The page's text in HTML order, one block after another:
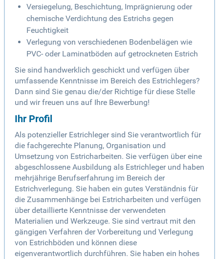
Versiegelung, Beschichtung, Imprägnierung oder
chemische Verdichtung des Estrichs gegen
Feuchtigkeit
Verlegung von verschiedenen Bodenbelägen wie
PVC- oder Laminatböden auf getrockneten Estrich
Sie sind handwerklich geschickt und verfügen über
umfassende Kenntnisse im Bereich des Estrichlegers?
Dann sind Sie genau die/der Richtige für diese Stelle
und wir freuen uns auf Ihre Bewerbung!
Ihr Profil
Als potenzieller Estrichleger sind Sie verantwortlich für
die fachgerechte Planung, Organisation und
Umsetzung von Estricharbeiten. Sie verfügen über eine
abgeschlossene Ausbildung als Estrichleger und haben
mehrjährige Berufserfahrung im Bereich der
Estrichverlegung. Sie haben ein gutes Verständnis für
die Zusammenhänge bei Estricharbeiten und verfügen
über detaillierte Kenntnisse der verwendeten
Materialien und Werkzeuge. Sie sind vertraut mit den
gängigen Verfahren der Vorbereitung und Verlegung
von Estrichböden und können diese
eigenverantwortlich durchführen. Sie haben ein hohes